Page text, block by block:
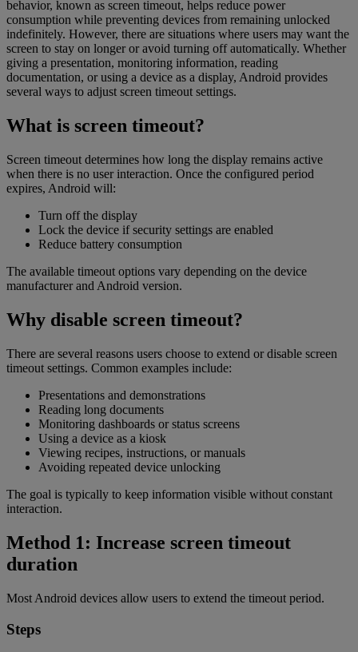
behavior, known as screen timeout, helps reduce power
consumption while preventing devices from remaining unlocked
indefinitely. However, there are situations where users may want the
screen to stay on longer or avoid turning off automatically. Whether
giving a presentation, monitoring information, reading
documentation, or using a device as a display, Android provides
several ways to adjust screen timeout settings.
What is screen timeout?
Screen timeout determines how long the display remains active
when there is no user interaction. Once the configured period
expires, Android will:
Turn off the display
Lock the device if security settings are enabled
Reduce battery consumption
The available timeout options vary depending on the device
manufacturer and Android version.
Why disable screen timeout?
There are several reasons users choose to extend or disable screen
timeout settings. Common examples include:
Presentations and demonstrations
Reading long documents
Monitoring dashboards or status screens
Using a device as a kiosk
Viewing recipes, instructions, or manuals
Avoiding repeated device unlocking
The goal is typically to keep information visible without constant
interaction.
Method 1: Increase screen timeout
duration
Most Android devices allow users to extend the timeout period.
Steps